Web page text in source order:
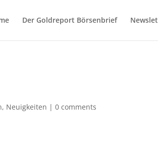
Der Goldreport Börsenbrief
, Neuigkeiten |0 comments